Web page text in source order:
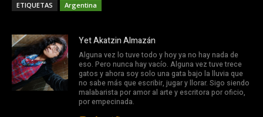
ETIQUETAS Argentina
Yet Akatzin Almazán
Alguna vez lo tuve todo y hoy ya no hay nada de
eso. Pero nunca hay vacío. Alguna vez tuve trece
gatos y ahora soy solo una gata bajo la lluvia que
no sabe más que escribir, jugar y llorar. Sigo siendo
malabarista por amor al arte y escritora por oficio,
por empecinada.